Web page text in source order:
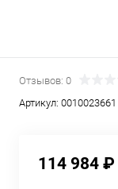
Отзывов: 0
Артикул: 0010023661
114 984 ₽